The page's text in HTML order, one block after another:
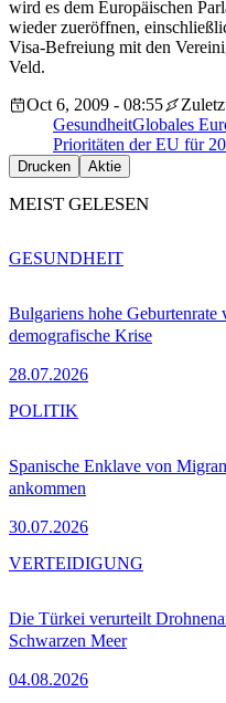
wird es dem Europäischen
wieder zueröffnen,
Visa-Befreiung mit den
Veld.
Oct 6, 2009 - 08:55
GesundheitGlobales
Prioritäten der EU für
Drucken Aktie
MEIST GELESEN
Bulgariens hohe Geburtenrate
demografische Krise
28.07.2026
GESUNDHEIT
Spanische Enklave von
ankommen
30.07.2026
POLITIK
Die Türkei verurteilt
Schwarzen Meer
04.08.2026
VERTEIDIGUNG